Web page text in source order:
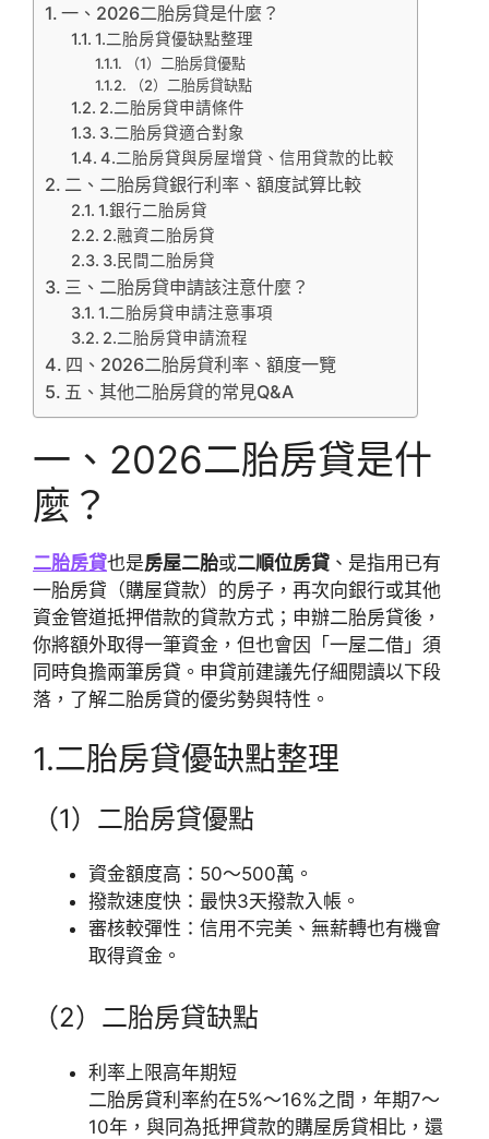
一、2026二胎房貸是什麼？
1.二胎房貸優缺點整理
（1）二胎房貸優點
（2）二胎房貸缺點
2.二胎房貸申請條件
3.二胎房貸適合對象
4.二胎房貸與房屋增貸、信用貸款的比較
二、二胎房貸銀行利率、額度試算比較
1.銀行二胎房貸
2.融資二胎房貸
3.民間二胎房貸
三、二胎房貸申請該注意什麼？
1.二胎房貸申請注意事項
2.二胎房貸申請流程
四、2026二胎房貸利率、額度一覽
五、其他二胎房貸的常見Q&A
一、2026二胎房貸是什
麼？
二胎房貸也是房屋二胎或二順位房貸 、是指用已有
一胎房貸（購屋貸款）的房子，再次向銀行或其他
資金管道抵押借款的貸款方式；申辦二胎房貸後，
你將額外取得一筆資金，但也會因「一屋二借」須
同時負擔兩筆房貸。申貸前建議先仔細閱讀以下段
落，了解二胎房貸的優劣勢與特性。
1.二胎房貸優缺點整理
（1）二胎房貸優點
資金額度高：50～500萬。
撥款速度快：最快3天撥款入帳。
審核較彈性：信用不完美、無薪轉也有機會
取得資金。
（2）二胎房貸缺點
利率上限高年期短
二胎房貸利率約在5%～16%之間，年期7～
10年，與同為抵押貸款的購屋房貸相比，還